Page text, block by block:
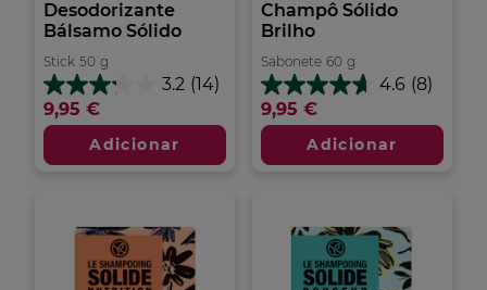
Desodorizante
Bálsamo Sólido
Stick 50 g
3.2 (14)
3.2
em
5
estrelas.
14
9,95 €
Adicionar
Champô Sólido
Brilho
Sabonete 60 g
4.6 (8)
4.6
em
5
estrelas.
8
9,95 €
Adicionar